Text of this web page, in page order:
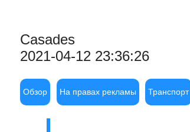
Casades
2021-04-12 23:36:26
Обзор На правах рекламы Транспорт